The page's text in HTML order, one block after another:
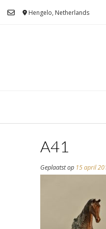
naar
Hengelo, Netherlands
A41
Geplaatst op 15 april